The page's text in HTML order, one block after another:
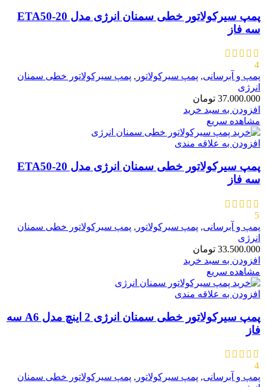
پمپ سیرکولاتور خطی سمنان انرژی مدل ETA50-20
سه فاز
4
پمپ و آبرسانی, پمپ سیرکولاتور , پمپ سیرکولاتور خطی سمنان
انرژی
37.000.000 تومان
افزودن به سبد خرید
مشاهده سریع
افزودن به علاقه مندی
پمپ سیرکولاتور خطی سمنان انرژی مدل ETA50-20
سه فاز
5
پمپ و آبرسانی, پمپ سیرکولاتور , پمپ سیرکولاتور خطی سمنان
انرژی
33.500.000 تومان
افزودن به سبد خرید
مشاهده سریع
افزودن به علاقه مندی
پمپ سیرکولاتور خطی سمنان انرژی 2 اینچ مدل A6 سه
فاز
4
پمپ و آبرسانی, پمپ سیرکولاتور , پمپ سیرکولاتور خطی سمنان